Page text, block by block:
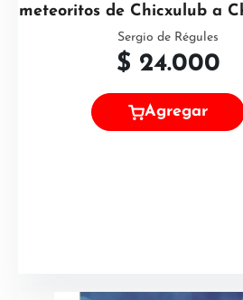
meteoritos de Chicxulub a
Sergio de Régules
$ 24.000
Agregar